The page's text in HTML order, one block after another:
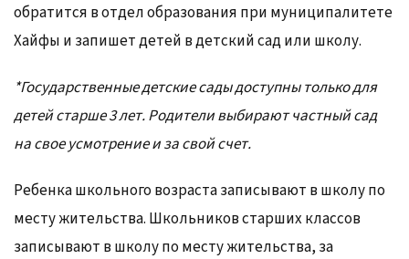
обратится в отдел образования при муниципалитете
Хайфы и запишет детей в детский сад или школу.
*Государственные детские сады доступны только для
детей старше 3 лет. Родители выбирают частный сад
на свое усмотрение и за свой счет.
Ребенка школьного возраста записывают в школу по
месту жительства. Школьников старших классов
записывают в школу по месту жительства, за